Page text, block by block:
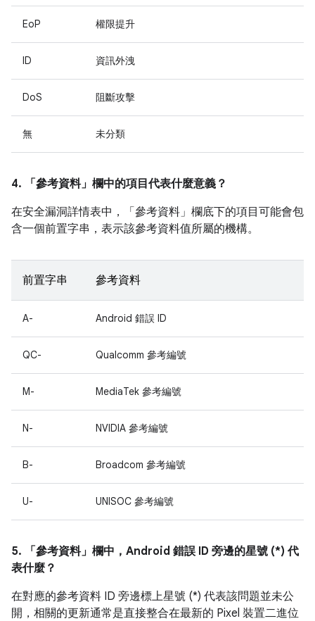
EoP 權限提升
ID 資訊外洩
DoS 阻斷攻擊
無 未分類
4. 「參考資料」 欄中的項目代表什麼意義？
在安全漏洞詳情表中，「參考資料」 欄底下的項目可能會包
含一個前置字串，表示該參考資料值所屬的機構。
前置字串 參考資料
A- Android 錯誤 ID
QC- Qualcomm 參考編號
M- MediaTek 參考編號
N- NVIDIA 參考編號
B- Broadcom 參考編號
U- UNISOC 參考編號
5. 「參考資料」 欄中，Android 錯誤 ID 旁邊的星號 (*) 代
表什麼？
在對應的參考資料 ID 旁邊標上星號 (*) 代表該問題並未公
開，相關的更新通常是直接整合在最新的 Pixel 裝置二進位